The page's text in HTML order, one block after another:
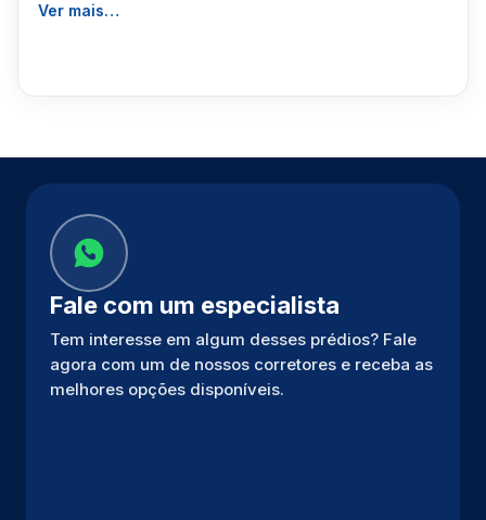
Ver mais…
Fale com um especialista
Tem interesse em algum desses prédios? Fale
agora com um de nossos corretores e receba as
melhores opções disponíveis.